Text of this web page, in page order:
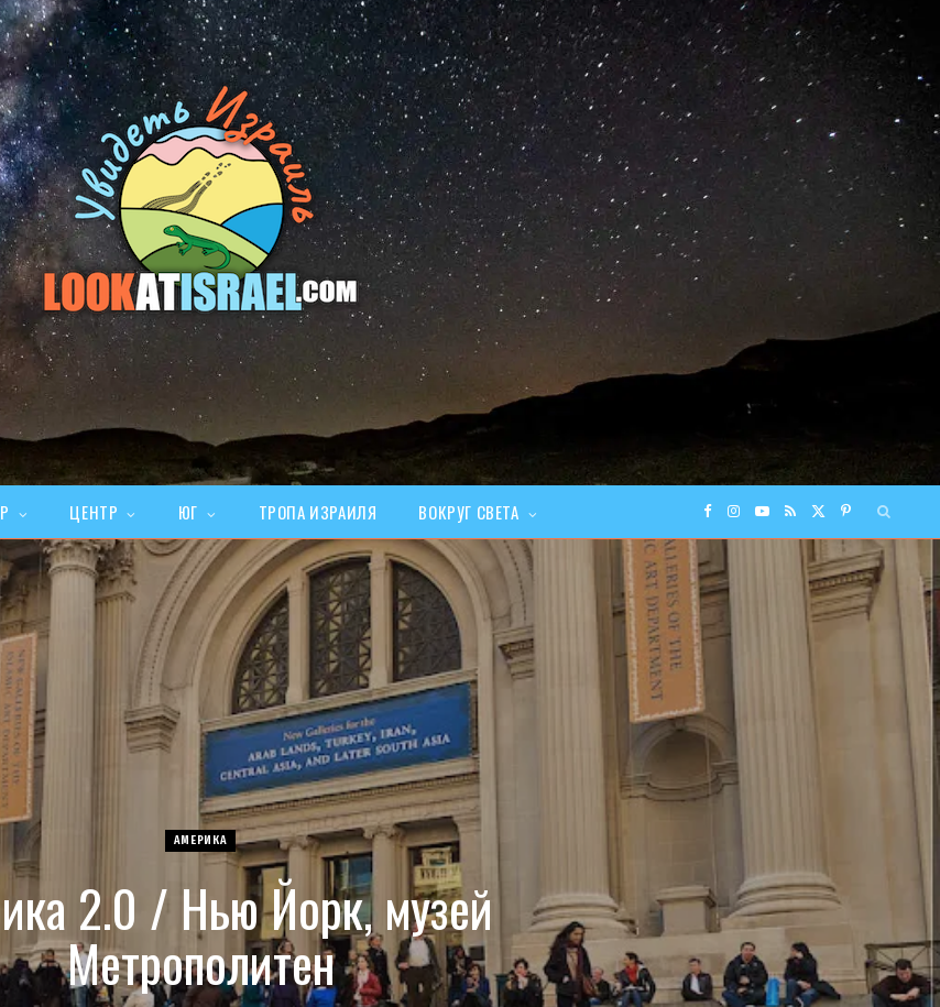
F
b
o
I
a
m
Y R
(
T
e
)
P
i
n
ЦЕНТР ЮГ ТРОПА ИЗРАИЛЯ ВОКРУГ СВЕТА
АМЕРИКА
2.0 / Нью Йорк, музей
Метрополитен